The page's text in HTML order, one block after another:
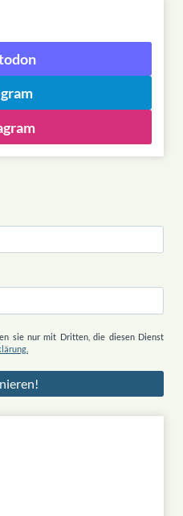
sie nur mit Dritten, die diesen Dienst